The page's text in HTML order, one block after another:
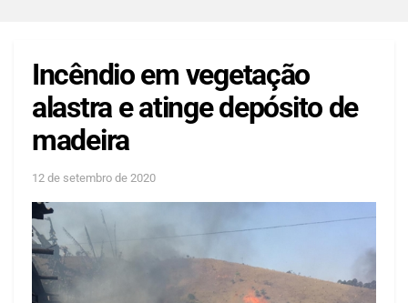
Incêndio em vegetação
alastra e atinge depósito de
madeira
12 de setembro de 2020